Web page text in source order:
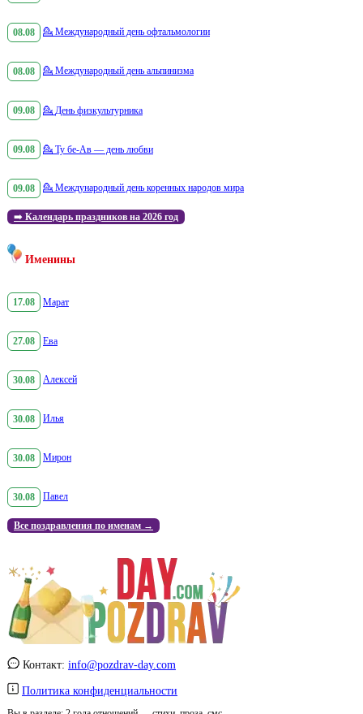
08.08 💁 Международный день офтальмологии
08.08 💁 Международный день альпинизма
09.08 💁 День физкультурника
09.08 💁 Ту бе-Ав — день любви
09.08 💁 Международный день коренных народов мира
➡️ Календарь праздников на 2026 год
Именины
17.08 Марат
27.08 Ева
30.08 Алексей
30.08 Илья
30.08 Мирон
30.08 Павел
Все поздравления по именам →
Контакт: info@pozdrav-day.com
Политика конфиденциальности